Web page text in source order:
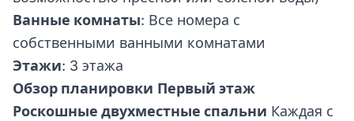
Ванные комнаты: Все номера с
собственными ванными комнатами
Этажи: 3 этажа
Обзор планировки Первый этаж
Роскошные двухместные спальни Каждая с